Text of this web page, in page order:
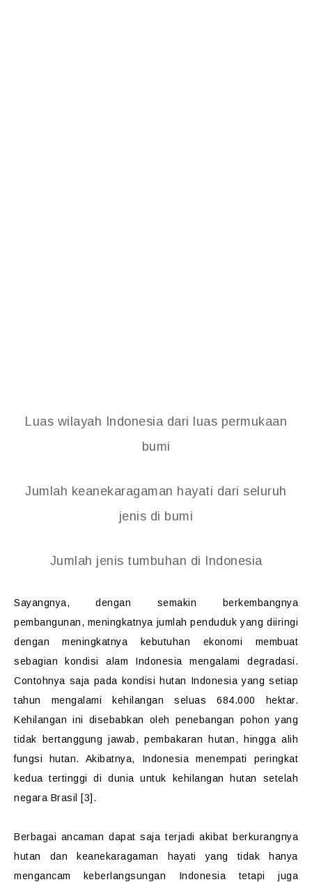
Luas wilayah Indonesia dari luas permukaan
bumi
Jumlah keanekaragaman hayati dari seluruh
jenis di bumi
Jumlah jenis tumbuhan di Indonesia
Sayangnya, dengan semakin berkembangnya
pembangunan, meningkatnya jumlah penduduk yang diiringi
dengan meningkatnya kebutuhan ekonomi membuat
sebagian kondisi alam Indonesia mengalami degradasi.
Contohnya saja pada kondisi hutan Indonesia yang setiap
tahun mengalami kehilangan seluas 684.000 hektar.
Kehilangan ini disebabkan oleh penebangan pohon yang
tidak bertanggung jawab, pembakaran hutan, hingga alih
fungsi hutan. Akibatnya, Indonesia menempati peringkat
kedua tertinggi di dunia untuk kehilangan hutan setelah
negara Brasil [3].
Berbagai ancaman dapat saja terjadi akibat berkurangnya
hutan dan keanekaragaman hayati yang tidak hanya
mengancam keberlangsungan Indonesia tetapi juga